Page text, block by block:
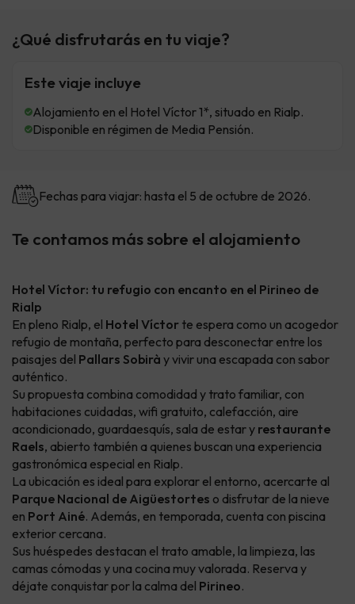
¿Qué disfrutarás en tu viaje?
Este viaje incluye
Alojamiento en el Hotel Víctor 1*, situado en Rialp.
Disponible en régimen de Media Pensión.
Fechas para viajar: hasta el 5 de octubre de 2026.
Te contamos más sobre el alojamiento
Hotel Víctor: tu refugio con encanto en el Pirineo de
Rialp
En pleno Rialp, el Hotel Víctor te espera como un acogedor
refugio de montaña, perfecto para desconectar entre los
paisajes del Pallars Sobirà y vivir una escapada con sabor
auténtico.
Su propuesta combina comodidad y trato familiar, con
habitaciones cuidadas, wifi gratuito, calefacción, aire
acondicionado, guardaesquís, sala de estar y restaurante
Raels, abierto también a quienes buscan una experiencia
gastronómica especial en Rialp.
La ubicación es ideal para explorar el entorno, acercarte al
Parque Nacional de Aigüestortes o disfrutar de la nieve
en Port Ainé. Además, en temporada, cuenta con piscina
exterior cercana.
Sus huéspedes destacan el trato amable, la limpieza, las
camas cómodas y una cocina muy valorada. Reserva y
déjate conquistar por la calma del Pirineo.